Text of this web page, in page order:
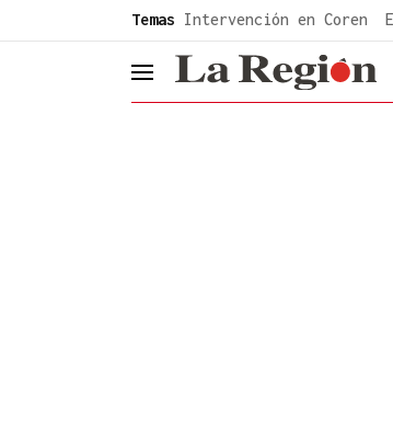
Temas Intervención en Coren
header.menu.open